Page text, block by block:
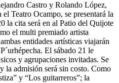
Castro y Rolando López,
Teatro Ocampo, se presentará la
la cita será en al Patio del Quijote
el multi premiado artista
entidades artísticas viajarán
El sábado 21 le
y agrupaciones invitadas. Se
la admisión será sin costo. Como
y “Los guitarreros”; la